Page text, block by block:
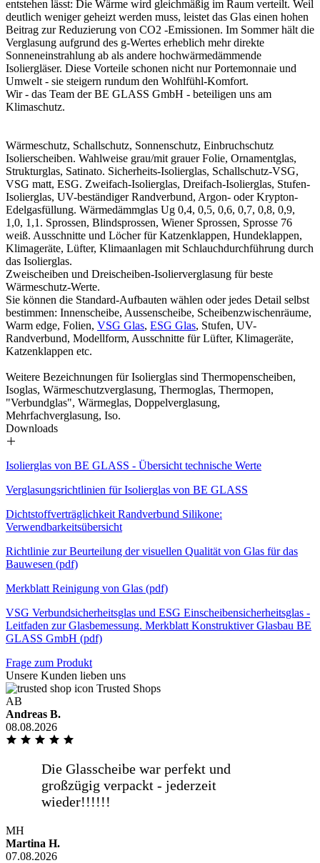
entstehen lässt: Die Wärme wird gleichmäßig im Raum verteilt. Weil
deutlich weniger geheizt werden muss, leistet das Glas einen hohen
Beitrag zur Reduzierung von CO2 -Emissionen. Im Sommer hält die
Verglasung aufgrund des g-Wertes erheblich mehr direkte
Sonneneinstrahlung ab als andere hochwärmedämmende
Isoliergläser. Diese Vorteile schonen nicht nur Portemonnaie und
Umwelt - sie steigern rundum den Wohlfühl-Komfort.
Wir - das Team der BE GLASS GmbH - beteiligen uns am
Klimaschutz.
Wärmeschutz, Schallschutz, Sonnenschutz, Einbruchschutz
Isolierscheiben. Wahlweise grau/mit grauer Folie, Ornamentglas,
Strukturglas, Satinato. Sicherheits-Isolierglas, Schallschutz-VSG,
VSG matt, ESG. Zweifach-Isolierglas, Dreifach-Isolierglas, Stufen-
Isolierglas, UV-beständiger Randverbund, Argon- oder Krypton-
Edelgasfüllung. Wärmedämmglas Ug 0,4, 0,5, 0,6, 0,7, 0,8, 0,9,
1,0, 1,1. Sprossen, Blindsprossen, Wiener Sprossen, Sprosse 76
weiß. Ausschnitte und Löcher für Katzenklappen, Hundeklappen,
Klimageräte, Lüfter, Klimaanlagen mit Schlauchdurchführung durch
das Isolierglas.
Zweischeiben und Dreischeiben-Isolierverglasung für beste
Wärmeschutz-Werte.
Sie können die Standard-Aufbauten wählen oder jedes Detail selbst
bestimmen: Innenscheibe, Aussenscheibe, Scheibenzwischenräume,
Warm edge, Folien, VSG Glas, ESG Glas, Stufen, UV-
Randverbund, Modellform, Ausschnitte für Lüfter, Klimageräte,
Katzenklappen etc.
Weitere Bezeichnungen für Isolierglas sind Thermopenscheiben,
Isoglas, Wärmeschutzverglasung, Thermoglas, Thermopen,
"Verbundglas", Wärmeglas, Doppelverglasung,
Mehrfachverglasung, Iso.
Downloads
Isolierglas von BE GLASS - Übersicht technische Werte
Verglasungsrichtlinien für Isolierglas von BE GLASS
Dichtstoffverträglichkeit Randverbund Silikone:
Verwendbarkeitsübersicht
Richtlinie zur Beurteilung der visuellen Qualität von Glas für das
Bauwesen (pdf)
Merkblatt Reinigung von Glas (pdf)
VSG Verbundsicherheitsglas und ESG Einscheibensicherheitsglas -
Leitfaden zur Glasbemessung. Merkblatt Konstruktiver Glasbau BE
GLASS GmbH (pdf)
Frage zum Produkt
Unsere Kunden lieben uns
Trusted Shops
AB
Andreas B.
08.08.2026
Die Glasscheibe war perfekt und
großzügig verpackt - jederzeit
wieder!!!!!!
MH
Martina H.
07.08.2026
Alles zu meiner Zufriedenheit
Schnelle Lieferung, gute
Kommunikation, bestellte Scheibe passt
auf den Millimeter genau!
fairer Preis. Was will man mehr!
Ich habe schon mehrmals hier eine
Glasplatte bestellt und bis jetzt gab es
mehr anzeigen
Ich habe schon mehrmals hier eine
Glasplatte bestellt und bis jetzt gab es
keine Beanstandungen. Ich würde hier
wieder bestellen wollen.
weniger anzeigen
Informationen. Gutes [...]